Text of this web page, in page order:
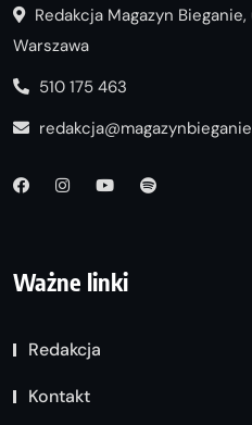
Redakcja Magazyn
Warszawa
510 175 463
Ważne linki
Redakcja
Kontakt